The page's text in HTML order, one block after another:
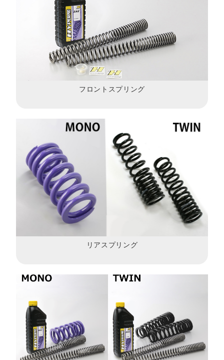
フロントスプリング
リアスプリング